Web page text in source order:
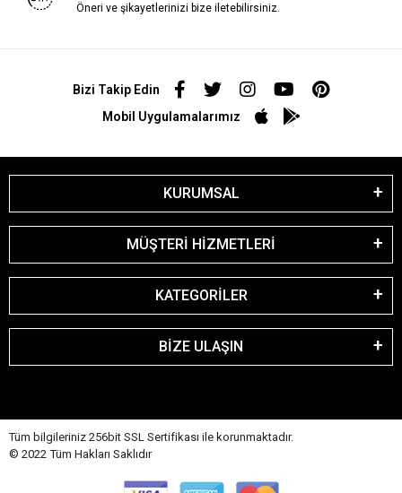
Öneri ve şikayetlerinizi bize iletebilirsiniz.
Bizi Takip Edin
Mobil Uygulamalarımız
KURUMSAL
MÜŞTERİ HİZMETLERİ
KATEGORİLER
BİZE ULAŞIN
Tüm bilgileriniz 256bit SSL Sertifikası ile korunmaktadır.
© 2022 Tüm Hakları Saklıdır